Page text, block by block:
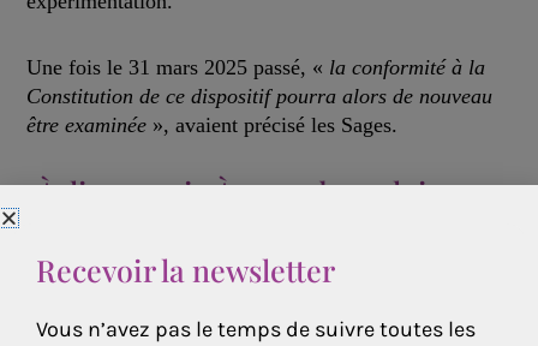
Une fois le 31 mars 2025 passé, « la conformité à la
Constitution de ce dispositif pourra alors de nouveau
être examinée », avaient précisé les Sages.
À lire aussi : À quand une loi pour
Recevoir la newsletter
Vous n’avez pas le temps de suivre toutes les